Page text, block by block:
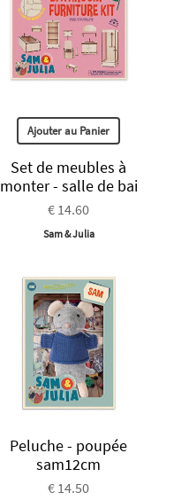
Ajouter au Panier
Set de meubles à
monter - salle de bai
€ 14.60
Sam & Julia
Peluche - poupée
sam12cm
€ 14.50